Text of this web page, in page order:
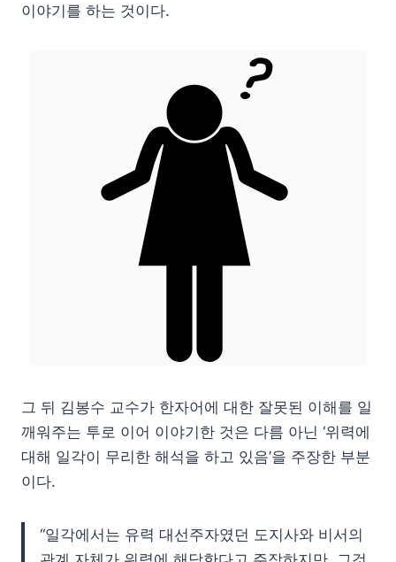
이야기를 하는 것이다.
그 뒤 김봉수 교수가 한자어에 대한 잘못된 이해를 일
깨워주는 투로 이어 이야기한 것은 다름 아닌 ‘위력에
대해 일각이 무리한 해석을 하고 있음’을 주장한 부분
이다.
“일각에서는 유력 대선주자였던 도지사와 비서의